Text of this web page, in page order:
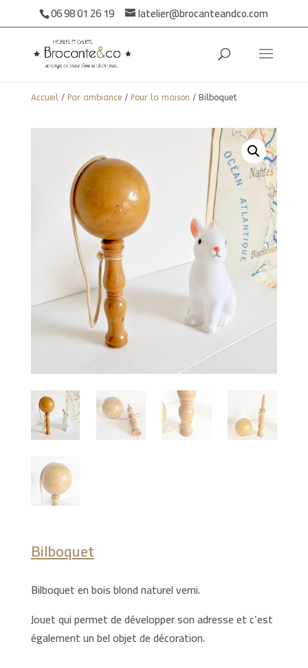
06 98 01 26 19 latelier@brocanteandco.com
Accueil/ Par ambiance/ Pour la maison / Bilboquet
Bilboquet
Bilboquet en bois blond naturel verni.
Jouet qui permet de développer son adresse et c’est
également un bel objet de décoration.